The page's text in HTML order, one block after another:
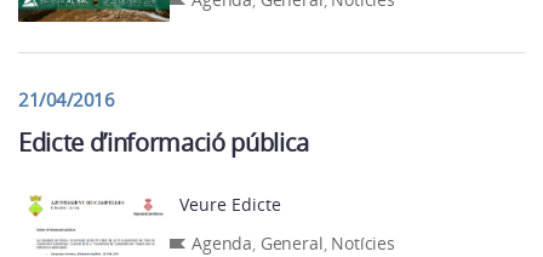
21/04/2016
Edicte d’informació pública
Veure Edicte
Agenda, General, Notícies